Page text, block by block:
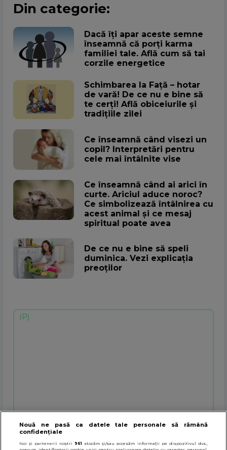
Din categorie:
Dacă îți apar aceste semne
înseamnă că porți karma
familiei tale. Află cum să tai
corzile energetice
Schimbarea la Față – hotar
de vară! De ce nu e bine să
te cerți! Află obiceiurile și
tradițiile zilei
Ce înseamnă când visezi un
copil? Interpretări pentru
cele mai întâlnite vise
Ce înseamnă când ai arici în
curte. Ariciul aduce noroc?
Ce simbolizează întâlnirea cu
acest animal și ce mesaj
spiritual poate avea
De ce nu e bine să speli
duminica. Vezi explicația
preoților
Nouă ne pasă ca datele tale personale să rămână
confidențiale
Noi și partenerii noștri 961 stocăm și/sau accesăm informații pe dispozitivul dvs.,